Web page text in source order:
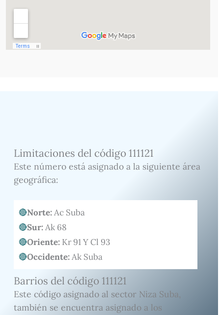
Limitaciones del código 111121
Este número está asignado a la siguiente área
geográfica:
Norte:Ac Suba
Sur:Ak 68
Oriente: Kr 91 Y Cl 93
Occidente:Ak Suba
Barrios del código 111121
Este código asignado al sector Niza Suba,
también se encuentra asignado a los